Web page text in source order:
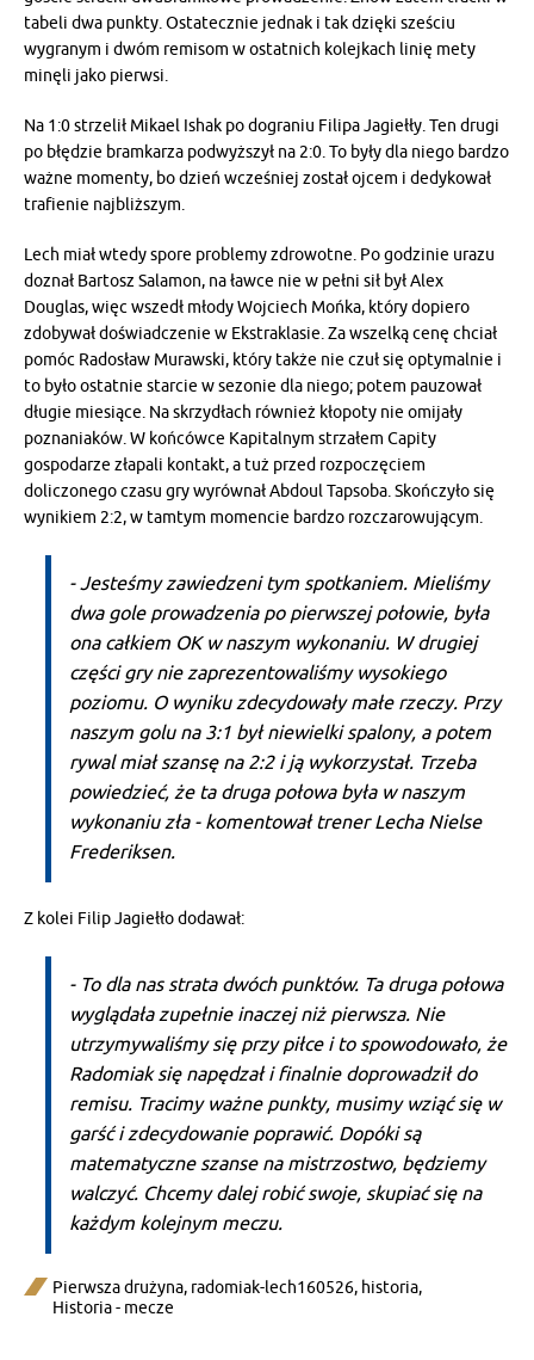
tabeli dwa punkty. Ostatecznie jednak i tak dzięki sześciu
wygranym i dwóm remisom w ostatnich kolejkach linię mety
minęli jako pierwsi.
Na 1:0 strzelił Mikael Ishak po dograniu Filipa Jagiełły. Ten drugi
po błędzie bramkarza podwyższył na 2:0. To były dla niego bardzo
ważne momenty, bo dzień wcześniej został ojcem i dedykował
trafienie najbliższym.
Lech miał wtedy spore problemy zdrowotne. Po godzinie urazu
doznał Bartosz Salamon, na ławce nie w pełni sił był Alex
Douglas, więc wszedł młody Wojciech Mońka, który dopiero
zdobywał doświadczenie w Ekstraklasie. Za wszelką cenę chciał
pomóc Radosław Murawski, który także nie czuł się optymalnie i
to było ostatnie starcie w sezonie dla niego; potem pauzował
długie miesiące. Na skrzydłach również kłopoty nie omijały
poznaniaków. W końcówce Kapitalnym strzałem Capity
gospodarze złapali kontakt, a tuż przed rozpoczęciem
doliczonego czasu gry wyrównał Abdoul Tapsoba. Skończyło się
wynikiem 2:2, w tamtym momencie bardzo rozczarowującym.
- Jesteśmy zawiedzeni tym spotkaniem. Mieliśmy
dwa gole prowadzenia po pierwszej połowie, była
ona całkiem OK w naszym wykonaniu. W drugiej
części gry nie zaprezentowaliśmy wysokiego
poziomu. O wyniku zdecydowały małe rzeczy. Przy
naszym golu na 3:1 był niewielki spalony, a potem
rywal miał szansę na 2:2 i ją wykorzystał. Trzeba
powiedzieć, że ta druga połowa była w naszym
wykonaniu zła - komentował trener Lecha Nielse
Frederiksen.
Z kolei Filip Jagiełło dodawał:
- To dla nas strata dwóch punktów. Ta druga połowa
wyglądała zupełnie inaczej niż pierwsza. Nie
utrzymywaliśmy się przy piłce i to spowodowało, że
Radomiak się napędzał i finalnie doprowadził do
remisu. Tracimy ważne punkty, musimy wziąć się w
garść i zdecydowanie poprawić. Dopóki są
matematyczne szanse na mistrzostwo, będziemy
walczyć. Chcemy dalej robić swoje, skupiać się na
każdym kolejnym meczu.
Pierwsza drużyna, radomiak-lech160526, historia,
Historia - mecze